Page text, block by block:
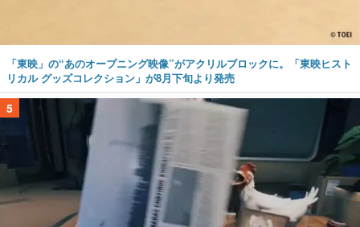
「東映」の“あのオープニング映像”がアクリルブロックに。「東映ヒスト
リカル グッズコレクション」が8月下旬より発売
5